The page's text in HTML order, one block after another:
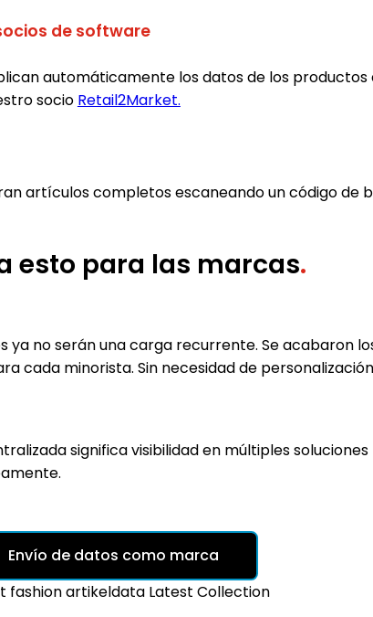
de software
automáticamente los datos de los
socio Retail2Market.
artículos completos escaneando un código de
esto para las marcas.
ya no serán una carga recurrente. Se acabaron
cada minorista. Sin necesidad de personalización
significa visibilidad en múltiples soluciones
Envío de datos como marca